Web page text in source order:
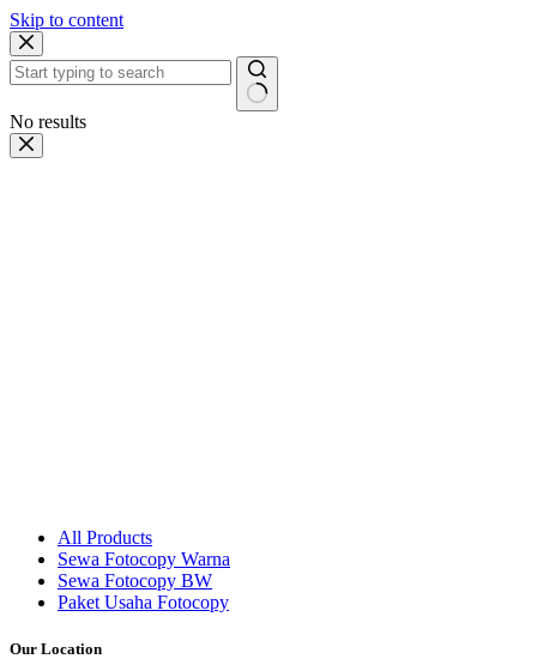
Skip to content
No results
All Products
Sewa Fotocopy Warna
Sewa Fotocopy BW
Paket Usaha Fotocopy
Our Location